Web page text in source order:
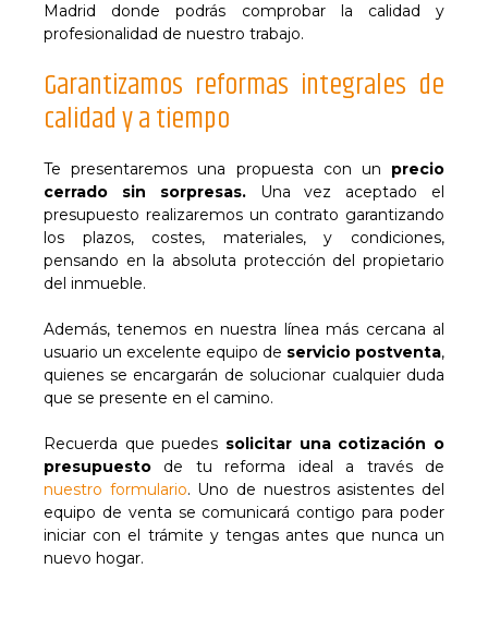
Madrid donde podrás comprobar la calidad y
profesionalidad de nuestro trabajo.
Garantizamos reformas integrales de
calidad y a tiempo
Te presentaremos una propuesta con un precio
cerrado sin sorpresas. Una vez aceptado el
presupuesto realizaremos un contrato garantizando
los plazos, costes, materiales, y condiciones,
pensando en la absoluta protección del propietario
del inmueble.
Además, tenemos en nuestra línea más cercana al
usuario un excelente equipo de servicio postventa,
quienes se encargarán de solucionar cualquier duda
que se presente en el camino.
Recuerda que puedes solicitar una cotización o
presupuesto de tu reforma ideal a través de
nuestro formulario. Uno de nuestros asistentes del
equipo de venta se comunicará contigo para poder
iniciar con el trámite y tengas antes que nunca un
nuevo hogar.